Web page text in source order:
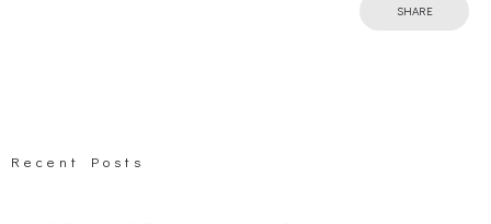
SHARE
Recent Posts